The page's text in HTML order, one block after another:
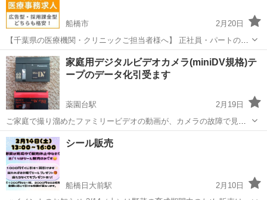
船橋市
2月20日
【千葉県の医療機関・クリニックご担当者様へ】 正社員・パートの医
療事務採用でお困りではありませんか？ 求人広告費を抑えながら、効
率よく応募を集めたいなら、医療専門求人サイト「Wメディカル」が
おすすめです。 Wメディ...
千葉 船橋市 その他 成果報酬型
家庭用デジタルビデオカメラ(miniDV規格)テ
ープのデータ化引受ます
薬園台駅
2月19日
ご家庭で撮り溜めたファミリービデオの動画が、カメラの故障で見ら
れなくなったり、テレビやパソコンの大画面やスマホ等で見たいとい
う方、miniＤＶテープの動画をデジタルデータ化してＤＶＤに焼くか
USBメモリ等へ入力でご提供いたし...
千葉 船橋市 薬園台駅
シール販売
船橋日大前駅
2月10日